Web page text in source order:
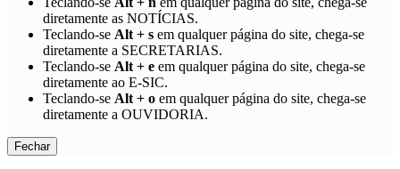
diretamente as NOTÍCIAS.
Teclando-se Alt + s em qualquer página do site, chega-se
diretamente a SECRETARIAS.
Teclando-se Alt + e em qualquer página do site, chega-se
diretamente ao E-SIC.
Teclando-se Alt + o em qualquer página do site, chega-se
diretamente a OUVIDORIA.
Fechar